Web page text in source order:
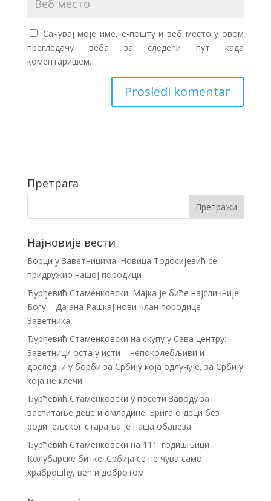
Сачувај моје име, е-пошту и веб место у овом
прегледачу веба за следећи пут када
коментаришем.
Претрага
Најновије вести
Борци у Заветницима: Новица Тодосијевић се
придружио нашој породици
Ђурђевић Стаменковски: Мајка је биће најсличније
Богу – Дајана Рашкај нови члан породице
Заветника
Ђурђевић Стаменковски на скупу у Сава центру:
Заветници остају исти – непоколебљиви и
доследни у борби за Србију која одлучује, за Србију
која не клечи
Ђурђевић Стаменковски у посети Заводу за
васпитање деце и омладине: Брига о деци без
родитељског старања је наша обавеза
Ђурђевић Стаменковски на 111. годишњици
Колубарске битке: Србија се не чува само
храброшћу, већ и добротом